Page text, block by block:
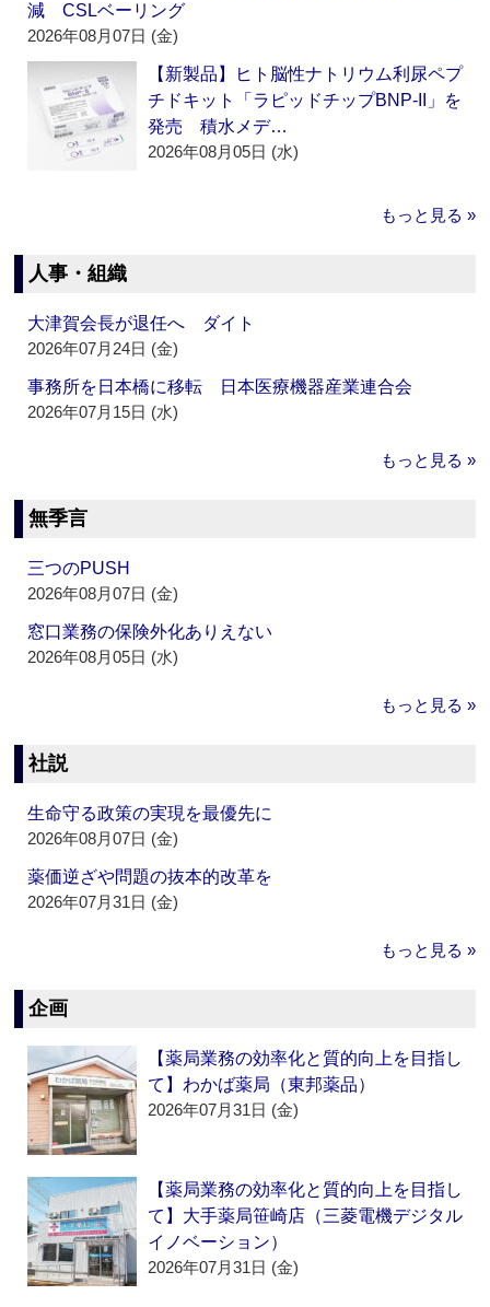
減 CSLベーリング
2026年08月07日 (金)
【新製品】ヒト脳性ナトリウム利尿ペプ
チドキット「ラピッドチップBNP-II」を
発売 積水メデ…
2026年08月05日 (水)
もっと見る »
人事・組織
大津賀会長が退任へ ダイト
2026年07月24日 (金)
事務所を日本橋に移転 日本医療機器産業連合会
2026年07月15日 (水)
もっと見る »
無季言
三つのPUSH
2026年08月07日 (金)
窓口業務の保険外化ありえない
2026年08月05日 (水)
もっと見る »
社説
生命守る政策の実現を最優先に
2026年08月07日 (金)
薬価逆ざや問題の抜本的改革を
2026年07月31日 (金)
もっと見る »
企画
【薬局業務の効率化と質的向上を目指し
て】わかば薬局（東邦薬品）
2026年07月31日 (金)
【薬局業務の効率化と質的向上を目指し
て】大手薬局笹崎店（三菱電機デジタル
イノベーション）
2026年07月31日 (金)